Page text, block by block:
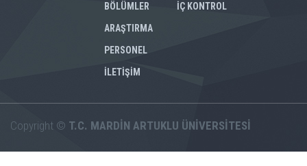
BÖLÜMLER
İÇ KONTROL
ARAŞTIRMA
PERSONEL
İLETİŞİM
Copyright © T.C. MARDİN ARTUKLU ÜNİVERSİTESİ